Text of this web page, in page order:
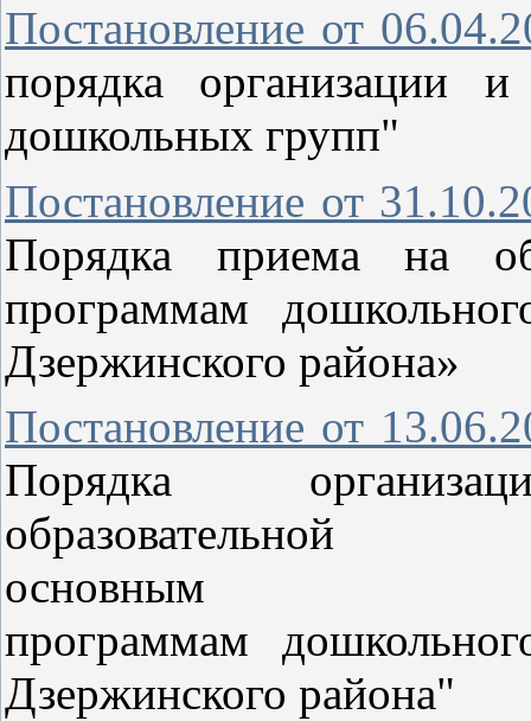
Постановление от
порядка организации
дошкольных групп"
Постановление от
Порядка приема на
программам
Дзержинского района»
Постановление от
Порядка
основным
программам
Дзержинского района"